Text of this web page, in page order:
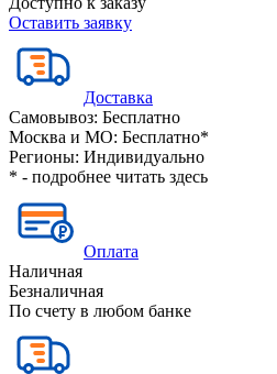
Оставить заявку
Доставка
Самовывоз: Бесплатно
Москва и МО: Бесплатно*
Регионы: Индивидуально
* - подробнее читать здесь
Оплата
Наличная
Безналичная
По счету в любом банке